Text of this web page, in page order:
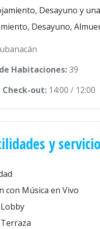
Desayuno y
Desayuno,
Habitaciones:39
Check-out: 14:00 / 12:00
y
con Música en Vivo